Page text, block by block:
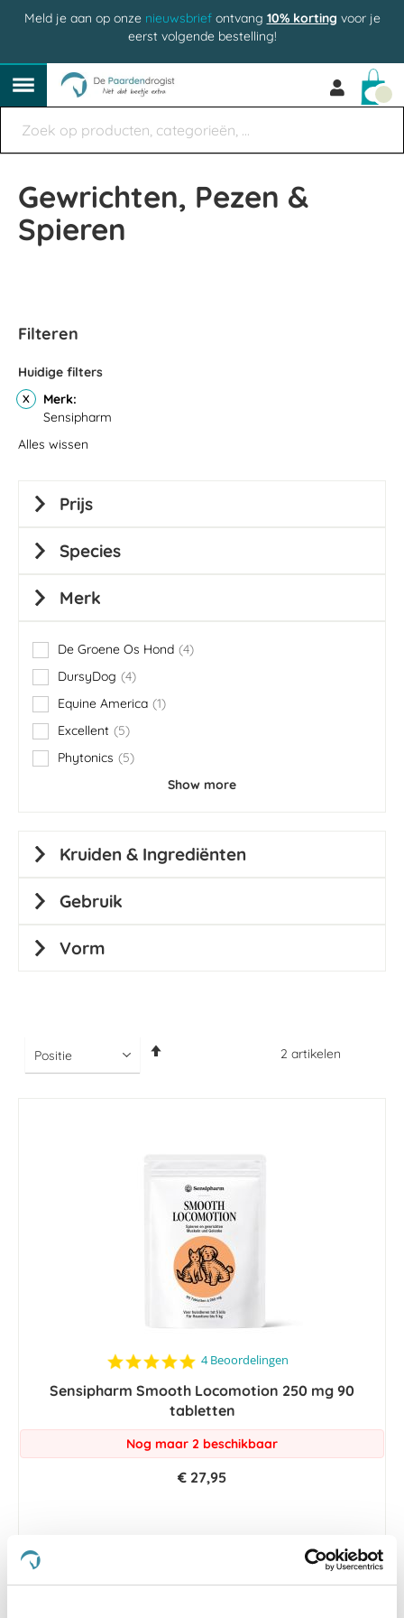
Meld je aan op onze nieuwsbriefontvang 10% korting voor je
eerst volgende bestelling!
Gewrichten, Pezen &
Spieren
2 artikelen
4.8
rating
4 Beoordelingen
Sensipharm Smooth Locomotion 250 mg 90
tabletten
Nog maar 2 beschikbaar
€ 27,95
Filteren
Huidige filters
Merk
Sensipharm
Alles wissen
Prijs
Species
Merk
De Groene Os Hond 4
items
DursyDog
4
items
Equine America 1
item
Excellent
5
items
Phytonics
5
items
Show more
Kruiden & Ingrediënten
Gebruik
Vorm